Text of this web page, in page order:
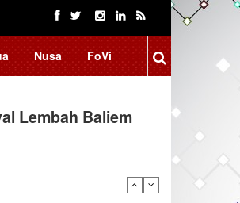
Nusa FoVi
Lembah Baliem